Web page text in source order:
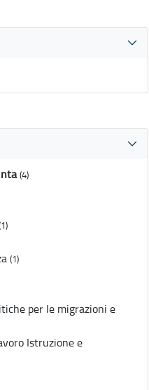
(4)
(1)
per le migrazioni e
Istruzione e